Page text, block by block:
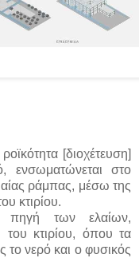
[διοχέτευση]
ενσωματώνεται στο
ράμπας, μέσω της
κτιρίου.
πηγή των ελαίων,
κτιρίου, όπου τα
το νερό και ο φυσικός